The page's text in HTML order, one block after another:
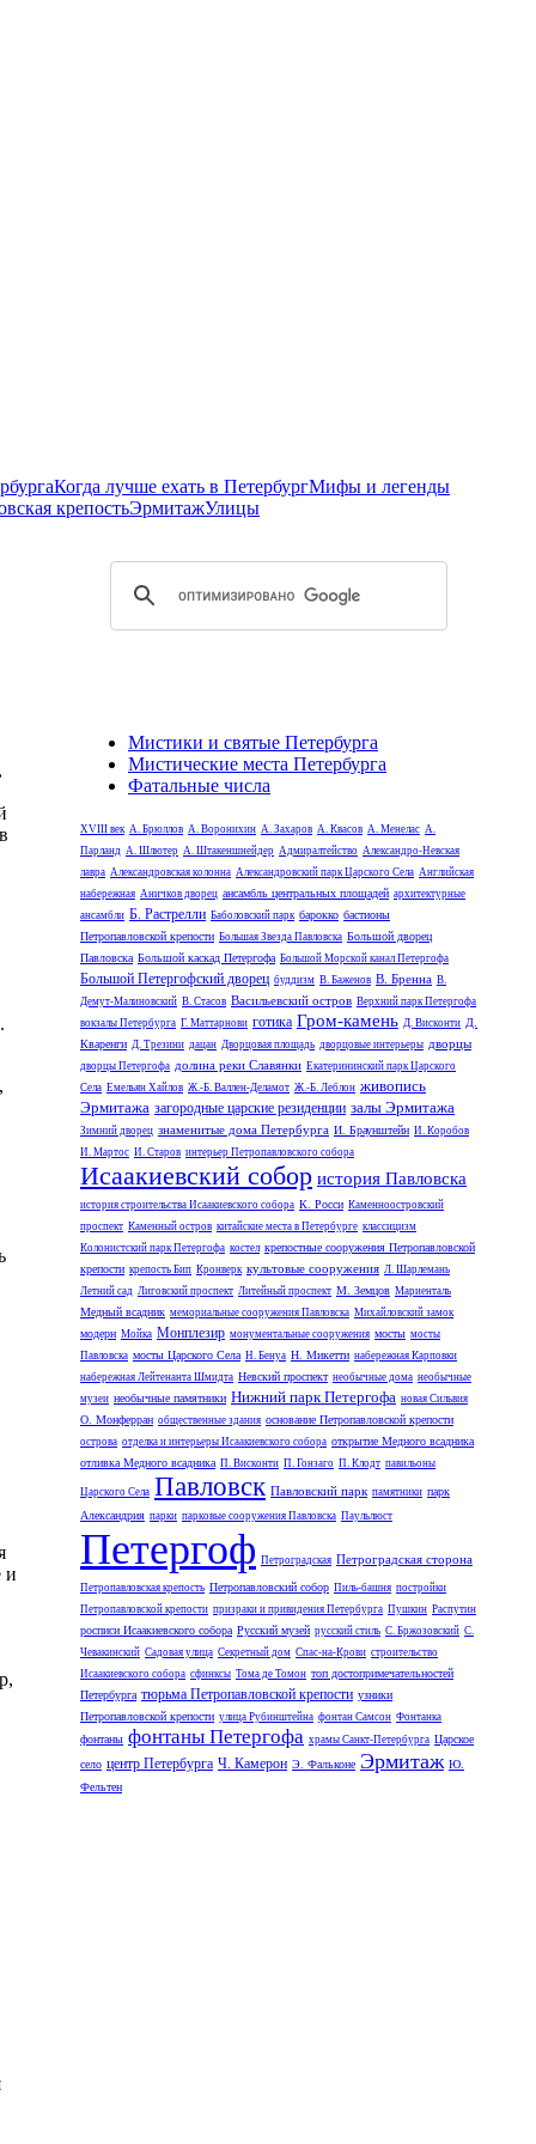
Когда лучше ехать в ПетербургМифы и легенды
крепостьЭрмитажУлицы
и
Мистики и святые Петербурга
Мистические места Петербурга
Фатальные числа
XVIII век А. Брюллов А. Воронихин А. Захаров А. Квасов А. Менелас А.
Парланд А. Шлютер А. Штакеншнейдер Адмиралтейство Александро-Невская
лавра Александровская колонна Александровский парк Царского Села Английская
набережная Аничков дворец ансамбль центральных площадей архитектурные
ансамбли Б. Растрелли Баболовский парк барокко бастионы
Петропавловской крепости Большая Звезда Павловска Большой дворец
Павловска Большой каскад Петергофа Большой Морской канал Петергофа
Большой Петергофский дворец буддизм В. Баженов В. Бренна В.
Демут-Малиновский В. Стасов Васильевский остров Верхний парк Петергофа
вокзалы Петербурга Г. Маттарнови готика Гром-камень Д. Висконти Д.
Кваренги Д. Трезини дацан Дворцовая площадь дворцовые интерьеры дворцы
дворцы Петергофа долина реки Славянки Екатерининский парк Царского
Села Емельян Хайлов Ж.-Б. Валлен-Деламот Ж.-Б. Леблон живопись
Эрмитажа загородные царские резиденции залы Эрмитажа
Зимний дворец знаменитые дома Петербурга И. Браунштейн И. Коробов
И. Мартос И. Старов интерьер Петропавловского собора
Исаакиевский собор история Павловска
история строительства Исаакиевского собора К. Росси Каменноостровский
проспект Каменный остров китайские места в Петербурге классицизм
Колонистский парк Петергофа костел крепостные сооружения Петропавловской
крепости крепость Бип Кронверк культовые сооружения Л. Шарлемань
Летний сад Лиговский проспект Литейный проспект М. Земцов Мариенталь
Медный всадник мемориальные сооружения Павловска Михайловский замок
модерн Мойка Монплезир монументальные сооружения мосты мосты
Павловска мосты Царского Села Н. Бенуа Н. Микетти набережная Карповки
набережная Лейтенанта Шмидта Невский проспект необычные дома необычные
музеи необычные памятники Нижний парк Петергофа новая Сильвия
О. Монферран общественные здания основание Петропавловской крепости
острова отделка и интерьеры Исаакиевского собора открытие Медного всадника
отливка Медного всадника П. Висконти П. Гонзаго П. Клодт павильоны
Царского Села Павловск Павловский парк памятники парк
Александрия парки парковые сооружения Павловска Паульлюст
Петергоф Петроградская Петроградская сторона
Петропавловская крепость Петропавловский собор Пиль-башня постройки
Петропавловской крепости призраки и привидения Петербурга Пушкин Распутин
росписи Исаакиевского собора Русский музей русский стиль С. Бржозовский С.
Чевакинский Садовая улица Секретный дом Спас-на-Крови строительство
Исаакиевского собора сфинксы Тома де Томон топ достопримечательностей
Петербурга тюрьма Петропавловской крепости узники
Петропавловской крепости улица Рубинштейна фонтан Самсон Фонтанка
фонтаны фонтаны Петергофа храмы Санкт-Петербурга Царское
село центр Петербурга Ч. Камерон Э. Фальконе Эрмитаж Ю.
Фельтен